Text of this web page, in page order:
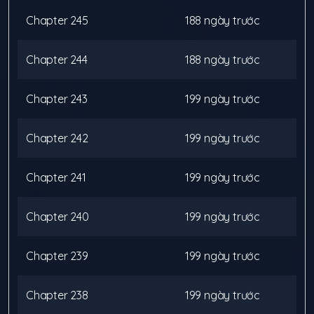
Chapter 245 188 ngày trước
Chapter 244 188 ngày trước
Chapter 243 199 ngày trước
Chapter 242 199 ngày trước
Chapter 241 199 ngày trước
Chapter 240 199 ngày trước
Chapter 239 199 ngày trước
Chapter 238 199 ngày trước